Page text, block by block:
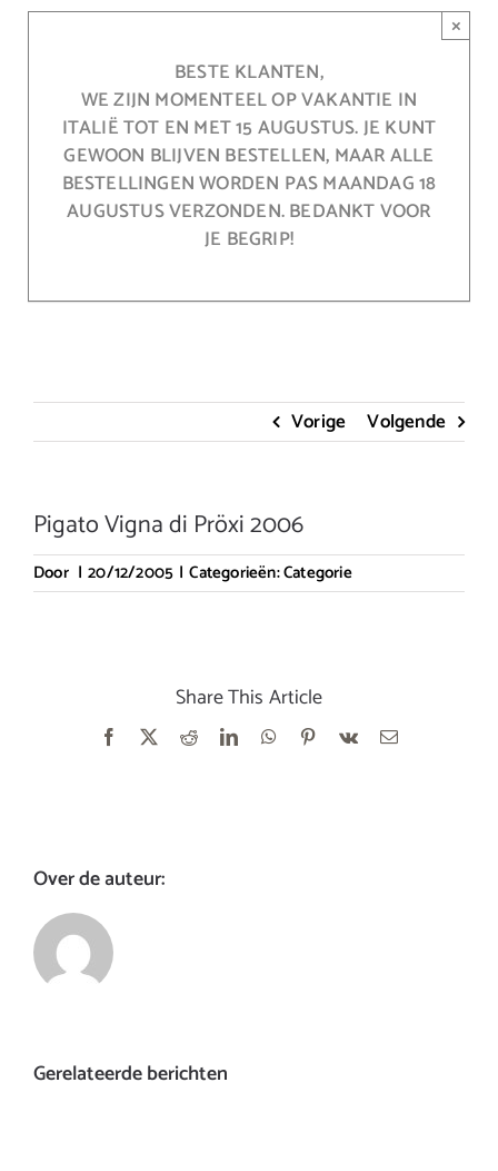
BESTE KLANTEN,
WE ZIJN MOMENTEEL OP VAKANTIE IN
ITALIË TOT EN MET 15 AUGUSTUS. JE KUNT
GEWOON BLIJVEN BESTELLEN, MAAR ALLE
BESTELLINGEN WORDEN PAS MAANDAG 18
AUGUSTUS VERZONDEN. BEDANKT VOOR
JE BEGRIP!
×
Vorige Volgende
Pigato Vigna di Pröxi 2006
Door | 20/12/2005 | Categorieën:Categorie
Share This Article
Facebook RedditLinkedInWhatsApp
Pinterest
Vk
E-
Over de auteur:
Gerelateerde berichten